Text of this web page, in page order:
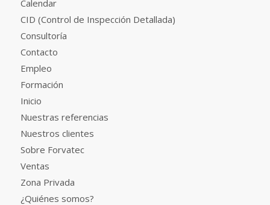
Calendar
CID (Control de Inspección Detallada)
Consultoría
Contacto
Empleo
Formación
Inicio
Nuestras referencias
Nuestros clientes
Sobre Forvatec
Ventas
Zona Privada
¿Quiénes somos?